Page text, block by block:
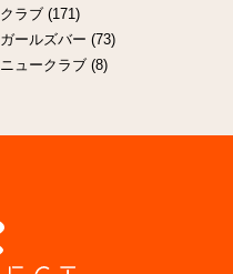
クラブ (171)
ガールズバー (73)
ニュークラブ (8)